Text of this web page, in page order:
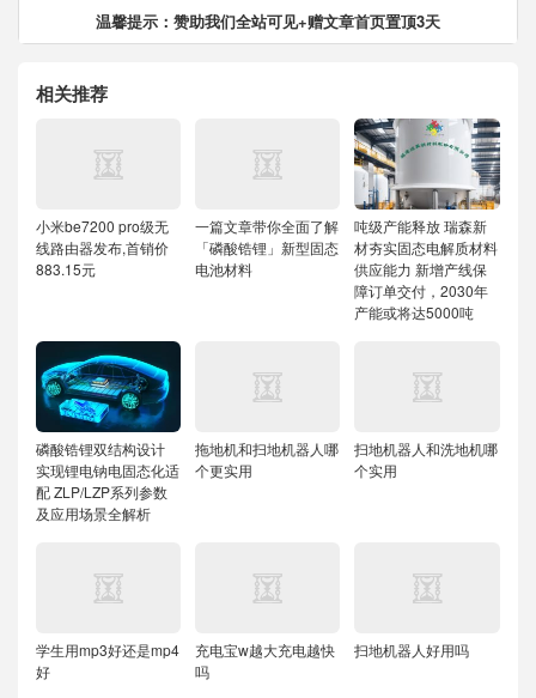
温馨提示：赞助我们全站可见+赠文章首页置顶3天
相关推荐
小米be7200 pro级无
线路由器发布,首销价
883.15元
一篇文章带你全面了解
「磷酸锆锂」新型固态
电池材料
吨级产能释放 瑞森新
材夯实固态电解质材料
供应能力新增产线保
障订单交付，2030年
产能或将达5000吨
磷酸锆锂双结构设计
实现锂电钠电固态化适
配ZLP/LZP系列参数
及应用场景全解析
拖地机和扫地机器人哪
个更实用
扫地机器人和洗地机哪
个实用
学生用mp3好还是mp4
好
充电宝w越大充电越快
吗
扫地机器人好用吗